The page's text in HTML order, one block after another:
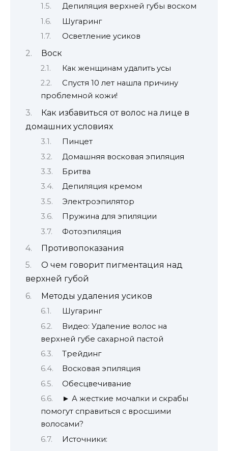
Депиляция верхней губы воском
Шугаринг
Осветление усиков
Воск
Как женщинам удалить усы
Спустя 10 лет нашла причину
проблемной кожи!
Как избавиться от волос на лице в
домашних условиях
Пинцет
Домашняя восковая эпиляция
Бритва
Депиляция кремом
Электроэпилятор
Пружина для эпиляции
Фотоэпиляция
Противопоказания
О чем говорит пигментация над
верхней губой
Методы удаления усиков
Шугаринг
Видео: Удаление волос на
верхней губе сахарной пастой
Трейдинг
Восковая эпиляция
Обесцвечивание
► А жесткие мочалки и скрабы
помогут справиться с вросшими
волосами?
Источники: